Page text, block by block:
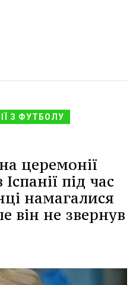
З ФУТБОЛУ
церемонії
під час
намагалися
він не звернув